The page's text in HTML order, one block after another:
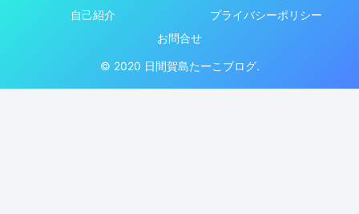
自己紹介
プライバシーポリシー
お問合せ
© 2020 日間賀島たーこブログ.